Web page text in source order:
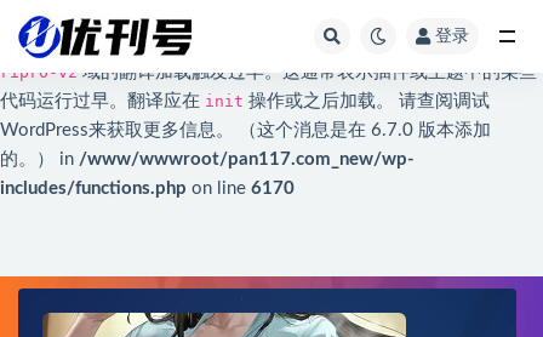
Notice: 函数 _load_textdomain_just_in_time 的调用方法不正确。
ripro-v2 域的翻译加载触发过早。这通常表示插件或主题中的某些
代码运行过早。翻译应在 init 操作或之后加载。 请查阅 调试
WordPress来获取更多信息。 （这个消息是在 6.7.0 版本添加
的。） in /www/wwwroot/pan117.com_new/wp-
includes/functions.php on line 6170
登录